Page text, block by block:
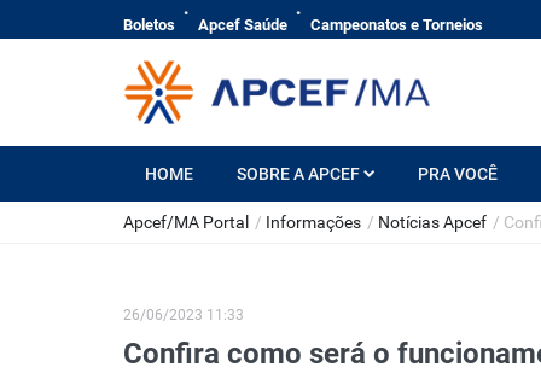
Boletos Apcef Saúde Campeonatos e Torneios
HOME SOBRE A APCEF PRA VOCÊ
Apcef/MA Portal / Informações / Notícias Apcef /
26/06/2023 11:33
Confira como será o